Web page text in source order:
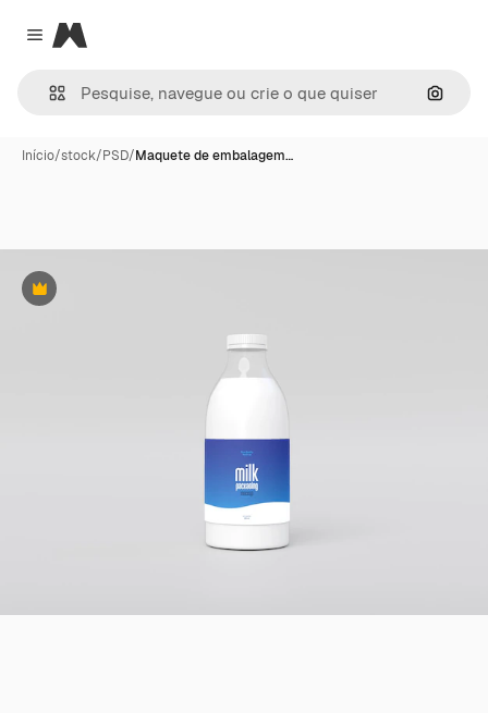
Close menu
Magnific
Início/stock/PSD/Maquete de embalagem…
Premium